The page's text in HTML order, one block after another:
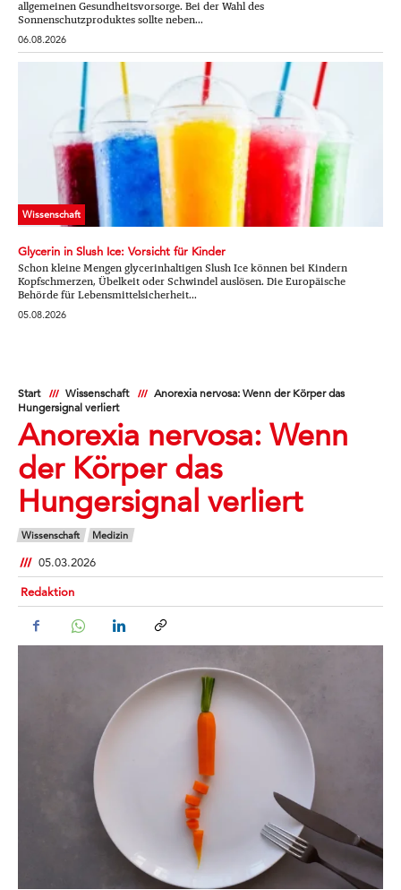
allgemeinen Gesundheitsvorsorge. Bei der Wahl des
Sonnenschutzproduktes sollte neben...
06.08.2026
Wissenschaft
Glycerin in Slush Ice: Vorsicht für Kinder
Schon kleine Mengen glycerinhaltigen Slush Ice können bei Kindern
Kopfschmerzen, Übelkeit oder Schwindel auslösen. Die Europäische
Behörde für Lebensmittelsicherheit...
05.08.2026